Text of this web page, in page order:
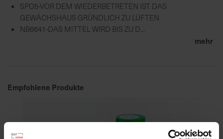
SPO5-VOR DEM WIEDERBETRETEN IST DAS
GEWÄCHSHAUS GRÜNDLICH ZU LÜFTEN
NB6641-DAS MITTEL WIRD BIS ZU D...
mehr
Empfohlene Produkte